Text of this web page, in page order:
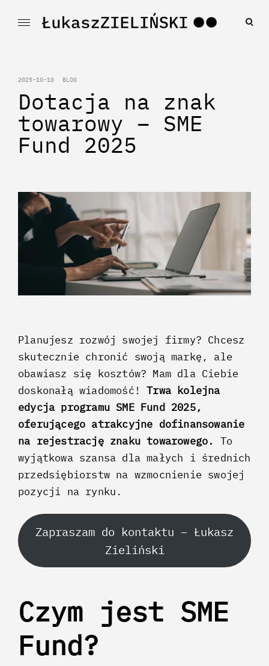
2025-10-10 BLOG
Dotacja na znak
towarowy – SME
Fund 2025
Planujesz rozwój swojej firmy? Chcesz
skutecznie chronić swoją markę, ale
obawiasz się kosztów? Mam dla Ciebie
doskonałą wiadomość!Trwa kolejna
edycja programu SME Fund 2025,
oferującego atrakcyjne dofinansowanie
na rejestrację znaku towarowego.
To
wyjątkowa szansa dla małych i średnich
przedsiębiorstw na wzmocnienie swojej
pozycji na rynku.
Zapraszam do kontaktu – Łukasz
Zieliński
Czym jest SME
Fund?